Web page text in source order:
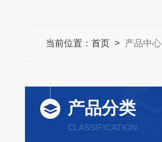
当前位置： 首页> 产品中心
产品分类
CLASSIFICATION